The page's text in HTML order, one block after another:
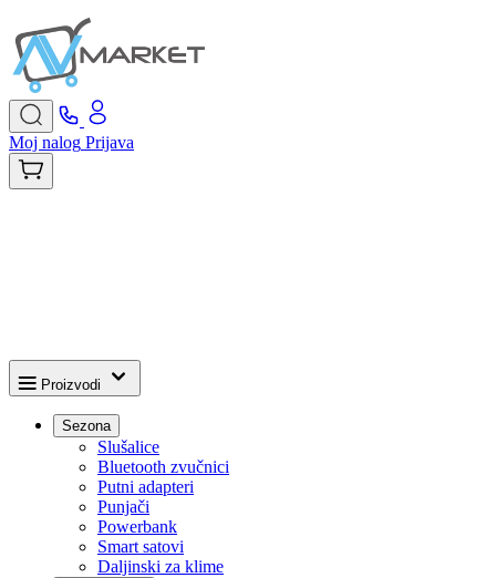
Moj nalog Prijava
Proizvodi
Sezona
Slušalice
Bluetooth zvučnici
Putni adapteri
Punjači
Powerbank
Smart satovi
Daljinski za klime